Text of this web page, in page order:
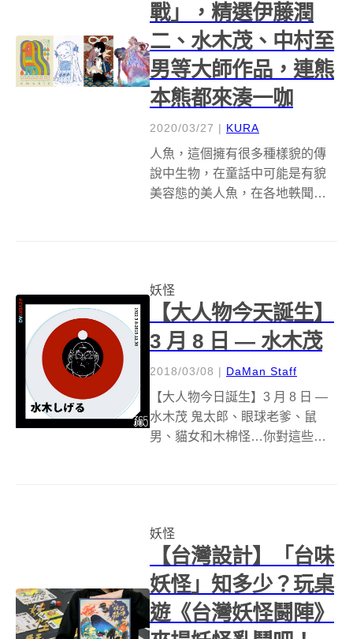
戰」，精選伊藤潤
二、水木茂、中村至
男等大師作品，連熊
本熊都來湊一咖
2020/03/27 | KURA
人魚，這個擁有很多種樣貌的傳
說中生物，在童話中可能是有貌
美容態的美人魚，在各地軼聞中
怪「Amabie」（アマビエ）。在
全球陷入新...
妖怪
【大人物今天誕生】
3 月 8 日 — 水木茂
2018/03/08 | DaMan Staff
【大人物今日誕生】3 月 8 日 —
水木茂 鬼太郎、眼球老爹、鼠
男、貓女和木棉怪…你對這些角
故事的曲折也可比擬八點檔連續
劇的離...
妖怪
【台灣設計】「台味
妖怪」知多少？玩桌
遊《台灣妖怪鬪陣》